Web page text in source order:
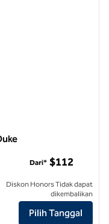
Duke University
Dari* $112
Diskon Honors Tidak dapat
dikembalikan
Pilih Tanggal